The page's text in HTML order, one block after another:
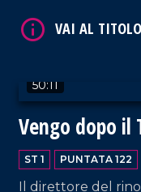
anche
50:11
Vengo dopo il
ST 1 PUNTATA 122
Il direttore del